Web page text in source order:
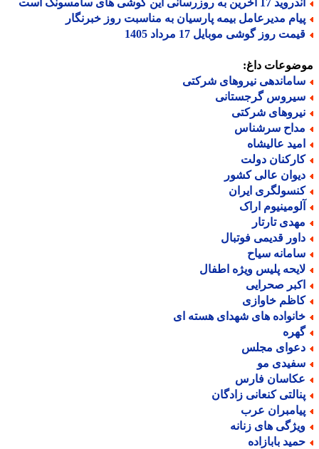
آخرین به روزرسانی این گوشی های سامسونگ است
مدیرعامل بیمه پارسیان به مناسبت روز خبرنگار
روز گوشی موبایل 17 مرداد 1405
داغ:
نیروهای شرکتی
گرجستانی
شرکتی
سرشناس
عالیشاه
دولت
عالی کشور
ایران
اراک
تارتار
قدیمی فوتبال
سیاح
پلیس ویژه اطفال
صحرایی
خاوازی
های شهدای هسته ای
مجلس
مو
فارس
کنعانی زادگان
عرب
های زنانه
بابازاده